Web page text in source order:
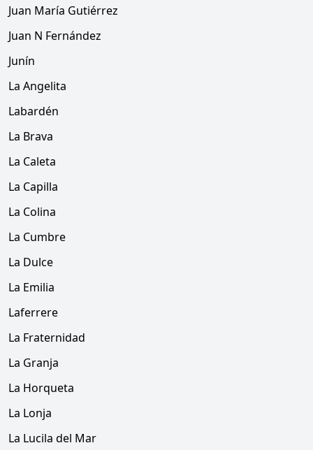
Juan María Gutiérrez
Juan N Fernández
Junín
La Angelita
Labardén
La Brava
La Caleta
La Capilla
La Colina
La Cumbre
La Dulce
La Emilia
Laferrere
La Fraternidad
La Granja
La Horqueta
La Lonja
La Lucila del Mar